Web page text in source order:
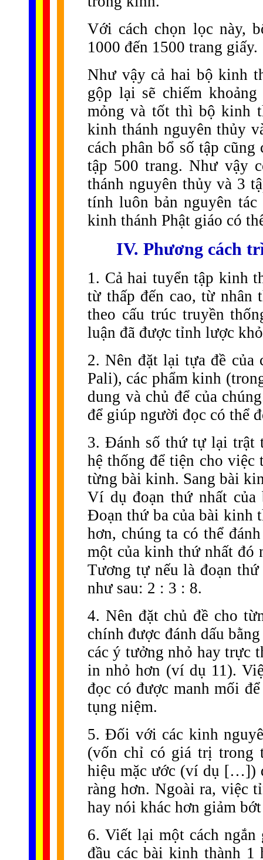
Với cách chọn lọc này,
1000 đến 1500 trang giấy.
Như vậy cả hai bộ kinh
gộp lại sẽ chiếm
mỏng và tốt thì bộ kinh
kinh thánh nguyên thủy
cách phân bổ số tập
tập 500 trang. Như vậy
thánh nguyên thủy và 3
tính luôn bản nguyên
kinh thánh Phật giáo có
IV. Phương cách
1. Cả hai tuyển tập kinh
từ thấp đến cao, từ nhân
theo cấu trúc truyền
luận đã được tỉnh lược
2. Nên đặt lại tựa đề
Pali), các phẩm kinh
dung và chủ để của
để giúp người đọc có thể
3. Đánh số thứ tự lại trật
hệ thống để tiện cho việc
từng bài kinh. Sang bài
Ví dụ đoạn thứ nhất
Đoạn thứ ba của bài kinh
hơn, chúng ta có thể
một của kinh thứ nhất đó
Tương tự nếu là đoạn
như sau: 2 : 3 : 8.
4. Nên đặt chủ đề cho
chính được đánh dấu
các ý tưởng nhỏ hay trực
in nhỏ hơn (ví dụ 11).
đọc có được manh mối
tụng niệm.
5. Đối với các kinh
(vốn chỉ có giá trị trong
hiệu mặc ước (ví dụ […])
ràng hơn. Ngoài ra, việc
hay nói khác hơn giảm
6. Viết lại một cách ngắn
đầu các bài kinh thành